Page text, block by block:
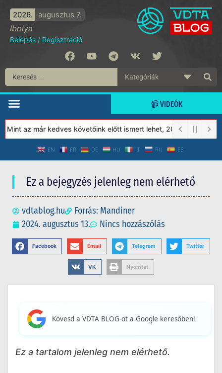
2026. augusztus 7.
Ibolya
Belépés / Regisztráció
📹 VIDEÓK
az már kedves követőink előtt ismert lehet, 2023-tól a Védett
EN FR DE HU IT RU ES
Ez a bejegyzés jelenleg nem elérhető
vdtablog.hu
Forrás: Mandiner
2024. augusztus 13.
Nincs hozzászólás
Facebook Email Telegram Twitter
VK Nyomtat
Kövesd a VDTA BLOG-ot a Google keresőben!
Ez a tartalom jelenleg nem elérhető.